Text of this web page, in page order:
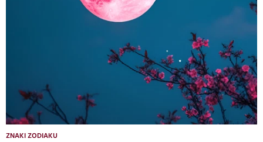
ZNAKI ZODIAKU